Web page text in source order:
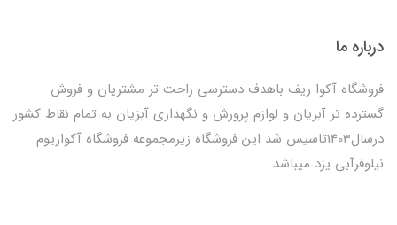
درباره ما
فروشگاه آکوا ریف باهدف دسترسی راحت تر مشتریان و فروش
گسترده تر آبزیان و لوازم پرورش و نگهداری آبزیان به تمام نقاط کشور
درسال1403تاسیس شد این فروشگاه زیرمجموعه فروشگاه آکواریوم
نیلوفرآبی یزد میباشد.